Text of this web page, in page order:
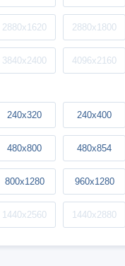
2880x1620 2880x1800
3840x2400 4096x2160
240x320 240x400
480x800 480x854
800x1280 960x1280
1440x2560 1440x2880